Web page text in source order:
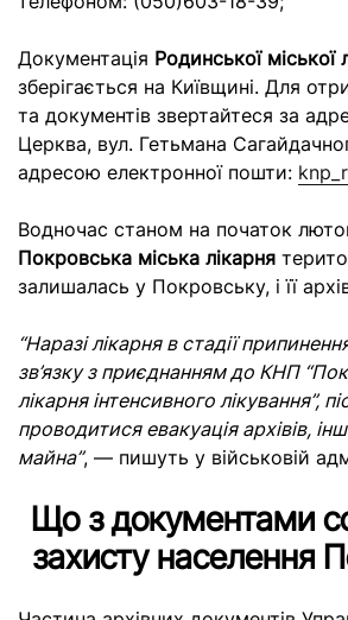
Документація Родинської міської
зберігається на Київщині. Для
та документів звертайтеся за
Церква, вул. Гетьмана
адресою електронної пошти:
Водночас станом на початок
Покровська міська лікарня
залишалась у Покровську, і її
“Наразі лікарня в стадії
зв’язку з приєднанням до КНП
лікарня інтенсивного лікування”,
проводитися евакуація архівів,
майна”, — пишуть у військовій
Що з документами
захисту населення